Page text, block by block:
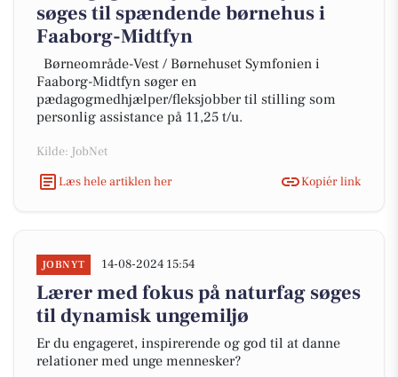
søges til spændende børnehus i
Faaborg-Midtfyn
Børneområde-Vest / Børnehuset Symfonien i
Faaborg-Midtfyn søger en
pædagogmedhjælper/fleksjobber til stilling som
personlig assistance på 11,25 t/u.
Kilde: JobNet
Læs hele artiklen her
Kopiér link
JOBNYT 14-08-2024 15:54
Lærer med fokus på naturfag søges
til dynamisk ungemiljø
Er du engageret, inspirerende og god til at danne
relationer med unge mennesker?